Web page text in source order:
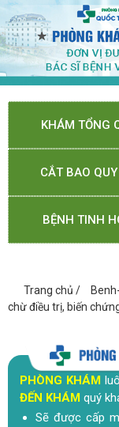
KHÁM TỔNG
CẮT BAO
BỆNH TINH
Trang chủ /
chừ điều trị, biến
PHÒNG KHÁM
ĐẾN KHÁM quý
Sẽ được cấp